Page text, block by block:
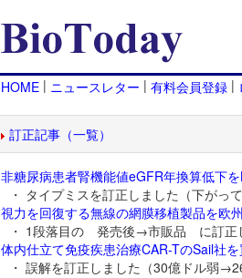
HOME | ニュースレター | 有料会員登録 |
訂正記事（一覧）
非糖尿病患者腎機能値eGFR年換算低下
・ タイプミスを訂正しました（下がっ
視力を回復する無線の網膜移植製品を欧
・ 1段落目の 発売後→市販品 に訂正
体内仕立て免疫疾患治療CAR-TのSail社
・ 誤解を訂正しました（30億ドル弱